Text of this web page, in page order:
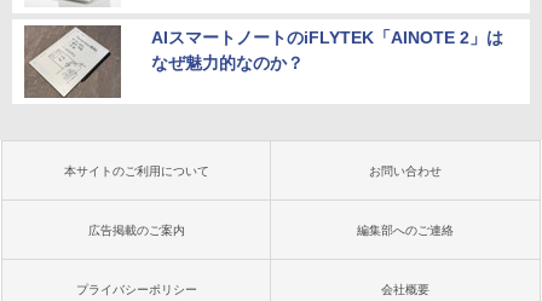
AIスマートノートのiFLYTEK「AINOTE 2」は
なぜ魅力的なのか？
本サイトのご利用について お問い合わせ
広告掲載のご案内 編集部へのご連絡
プライバシーポリシー 会社概要